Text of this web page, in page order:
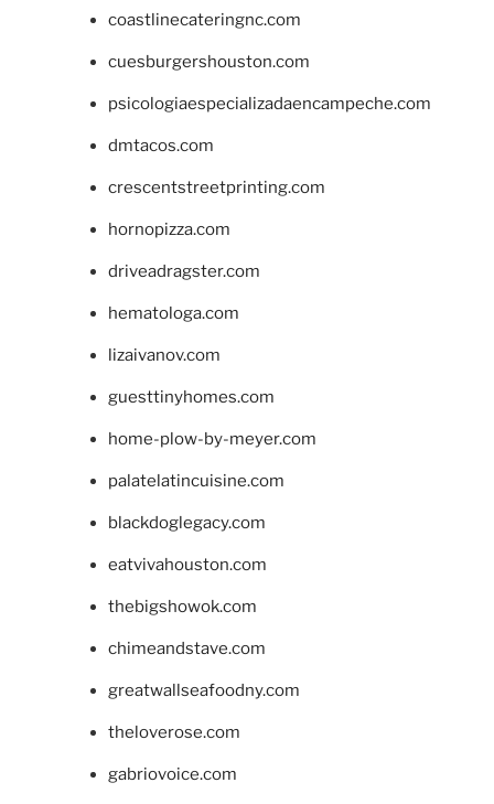
coastlinecateringnc.com
cuesburgershouston.com
psicologiaespecializadaencampeche.com
dmtacos.com
crescentstreetprinting.com
hornopizza.com
driveadragster.com
hematologa.com
lizaivanov.com
guesttinyhomes.com
home-plow-by-meyer.com
palatelatincuisine.com
blackdoglegacy.com
eatvivahouston.com
thebigshowok.com
chimeandstave.com
greatwallseafoodny.com
theloverose.com
gabriovoice.com